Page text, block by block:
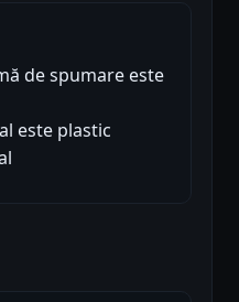
de spumare este
este plastic